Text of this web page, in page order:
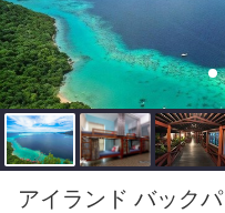
アイランド バック